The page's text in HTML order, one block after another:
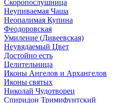
Скоропослушница
Неупиваемая Чаша
Неопалимая Купина
Феодоровская
Умиление (Дивеевская)
Неувядаемый Цвет
Достойно есть
Целительница
Иконы Ангелов и Архангелов
Иконы святых
Николай Чудотворец
Спиридон Тримифунтский